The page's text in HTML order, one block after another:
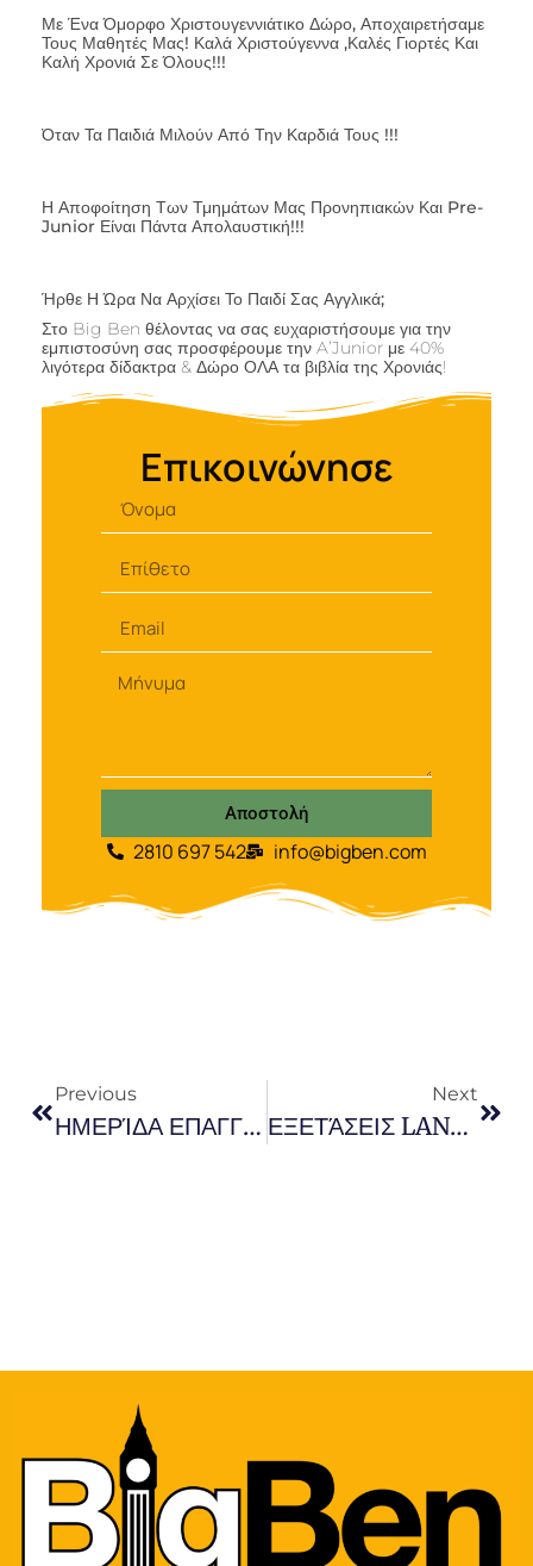
Με Ένα Όμορφο Χριστουγεννιάτικο Δώρο, Αποχαιρετήσαμε
Τους Μαθητές Μας! Καλά Χριστούγεννα ,καλές Γιορτές Και
Καλή Χρονιά Σε Όλους!!!
Όταν Τα Παιδιά Μιλούν Από Την Καρδιά Τους !!!
Η Αποφοίτηση Των Τμημάτων Μας Προνηπιακών Και Pre-
Junior Είναι Πάντα Απολαυστική!!!
Ήρθε Η Ώρα Να Αρχίσει Το Παιδί Σας Αγγλικά;
Στο Big Ben θέλοντας να σας ευχαριστήσουμε για την
εμπιστοσύνη σας προσφέρουμε την A’Junior με 40%
λιγότερα δίδακτρα & Δώρο ΟΛΑ τα βιβλία της Χρονιάς!
Επικοινώνησε
Αποστολή
2810 697 542 info@bigben.com
Previous
ΗΜΕΡΊΔΑ ΕΠΑΓΓΕΛΜΑΤΙΚΟΥ ΠΡΟΣΑΝΑΤΟΛΙΣΜΟΥ ” ΕΠΑΓΓΈΛΜΑΤΑ ΤΟΥ ΑΎΡΙΟ”
Next
ΕΞΕΤΆΣΕΙΣ LANGUAGECERT & ΡΩΣΙΚΏΝ!!!